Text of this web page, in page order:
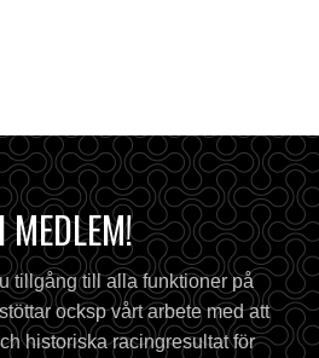
MEDLEM!
tillgång till alla funktioner på
ocksp vårt arbete med att
historiska racingresultat för